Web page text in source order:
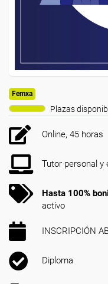
Femxa
Plazas
Online, 45 horas
Tutor personal y
Hasta 100%
activo
INSCRIPCIÓN
Diploma